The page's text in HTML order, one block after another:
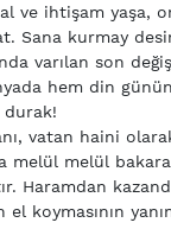
ve ihtişam yaşa,
Sana kurmay
varılan son
hem din
durak!
vatan haini
melül melül
Haramdan
el koymasının